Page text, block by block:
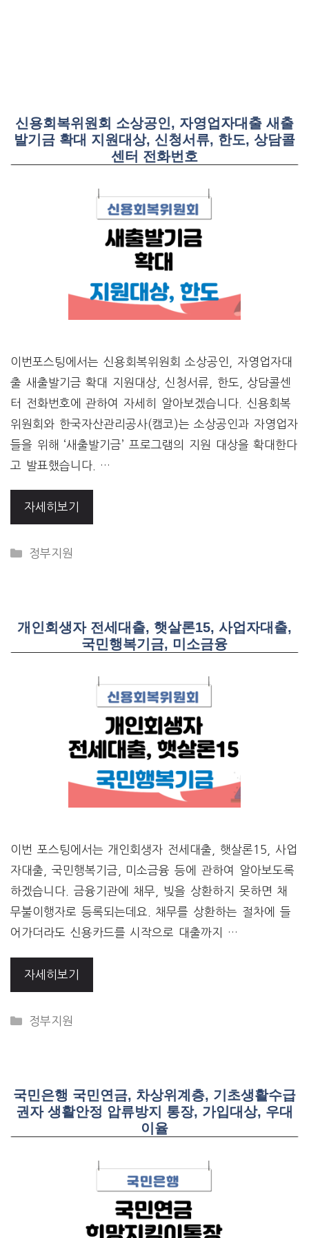
신용회복위원회 소상공인, 자영업자대출 새출
발기금 확대 지원대상, 신청서류, 한도, 상담콜
센터 전화번호
이번포스팅에서는 신용회복위원회 소상공인, 자영업자대
출 새출발기금 확대 지원대상, 신청서류, 한도, 상담콜센
터 전화번호에 관하여 자세히 알아보겠습니다. 신용회복
위원회와 한국자산관리공사(캠코)는 소상공인과 자영업자
들을 위해 ‘새출발기금’ 프로그램의 지원 대상을 확대한다
고 발표했습니다. …
자세히보기
CATEGORIES
정부지원
개인회생자 전세대출, 햇살론15, 사업자대출,
국민행복기금, 미소금융
이번 포스팅에서는 개인회생자 전세대출, 햇살론15, 사업
자대출, 국민행복기금, 미소금융 등에 관하여 알아보도록
하겠습니다. 금융기관에 채무, 빚을 상환하지 못하면 채
무불이행자로 등록되는데요. 채무를 상환하는 절차에 들
어가더라도 신용카드를 시작으로 대출까지 …
자세히보기
CATEGORIES
정부지원
국민은행 국민연금, 차상위계층, 기초생활수급
권자 생활안정 압류방지 통장, 가입대상, 우대
이율